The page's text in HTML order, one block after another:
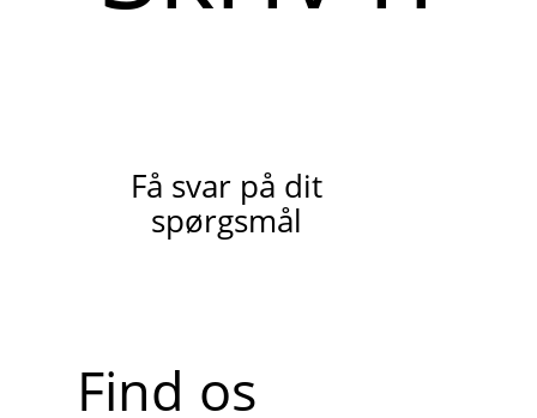
Få svar på dit
spørgsmål
Find os